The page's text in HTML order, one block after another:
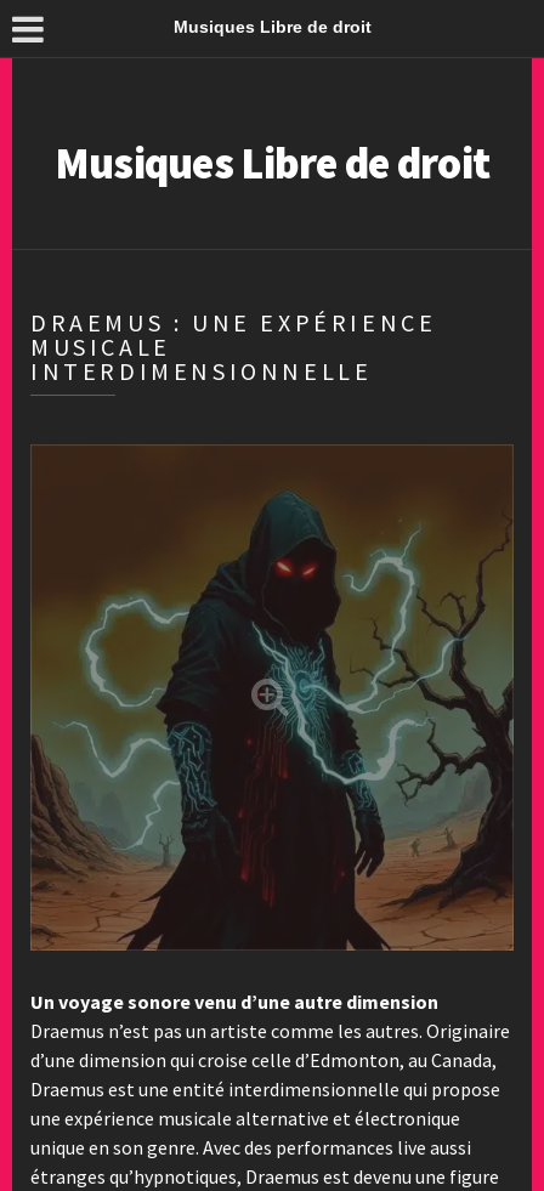
Musiques Libre de droit
Musiques Libre de droit
DRAEMUS : UNE EXPÉRIENCE
MUSICALE
INTERDIMENSIONNELLE
Un voyage sonore venu d’une autre dimension
Draemus n’est pas un artiste comme les autres. Originaire
d’une dimension qui croise celle d’Edmonton, au Canada,
Draemus est une entité interdimensionnelle qui propose
une expérience musicale alternative et électronique
unique en son genre. Avec des performances live aussi
étranges qu’hypnotiques, Draemus est devenu une figure